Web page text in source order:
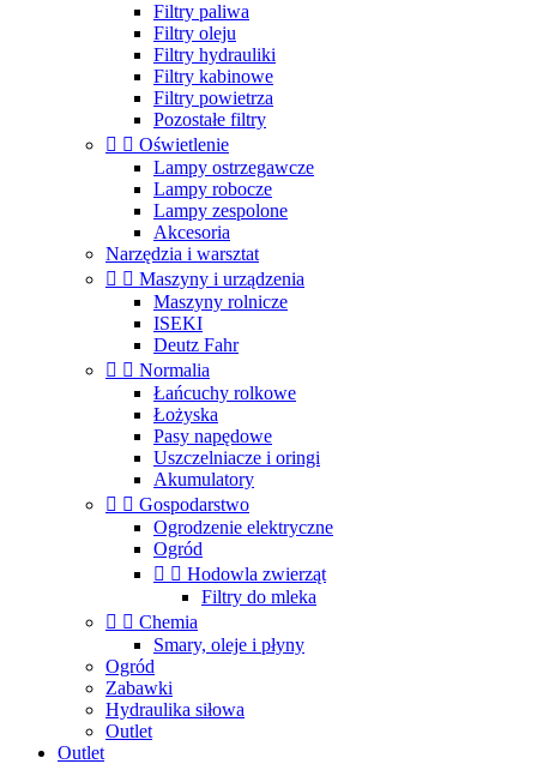
Filtry paliwa
Filtry oleju
Filtry hydrauliki
Filtry kabinowe
Filtry powietrza
Pozostałe filtry
  Oświetlenie
Lampy ostrzegawcze
Lampy robocze
Lampy zespolone
Akcesoria
Narzędzia i warsztat
  Maszyny i urządzenia
Maszyny rolnicze
ISEKI
Deutz Fahr
  Normalia
Łańcuchy rolkowe
Łożyska
Pasy napędowe
Uszczelniacze i oringi
Akumulatory
  Gospodarstwo
Ogrodzenie elektryczne
Ogród
  Hodowla zwierząt
Filtry do mleka
  Chemia
Smary, oleje i płyny
Ogród
Zabawki
Hydraulika siłowa
Outlet
Outlet